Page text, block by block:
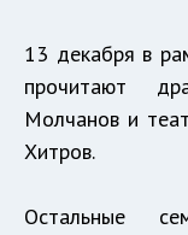
13 декабря в
прочитают
Молчанов и
Хитров.
Остальные